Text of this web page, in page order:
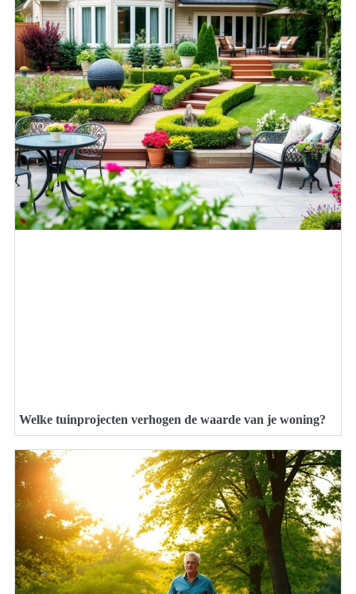
Welke tuinprojecten verhogen de waarde van je woning?